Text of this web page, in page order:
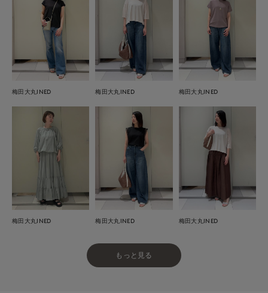
梅田大丸INED 梅田大丸INED 梅田大丸INED
梅田大丸INED 梅田大丸INED 梅田大丸INED
もっと見る